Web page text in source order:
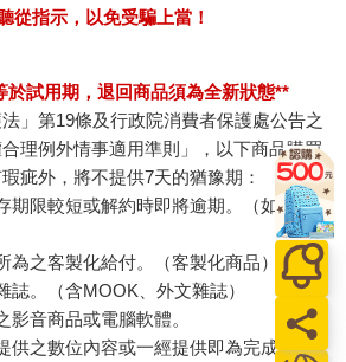
頭貼頭、汗滴汗的坐在台階上晒太陽，
爬上去。
成對」這話給迷惑，一個人也有好處，上
，才恍然明白羅馬為什麼不是一天造成
出在眾家屋頂上的必然是教堂的鐘樓或圓
定，羅馬市區內任何建築不得高過梵蒂岡
，如今想想，當初真是專制呀，不過也
才保留下羅馬的古意，否則城中冒出棟一
從指示，以免受騙上當！
於試用期，退回商品須為全新狀態**
」第19條及行政院消費者保護處公告之
合理例外情事適用準則」，以下商品購買
疵外，將不提供7天的猶豫期：
期限較短或解約時即將逾期。（如：生
為之客製化給付。（客製化商品）
誌。（含MOOK、外文雜誌）
影音商品或電腦軟體。
供之數位內容或一經提供即為完成之線